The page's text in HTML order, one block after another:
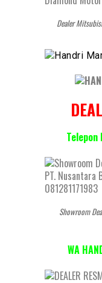
Dealer
Telepon
Showroom
WA